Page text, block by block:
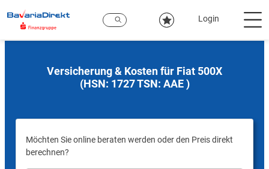
Hauptinhalt
Login
Versicherung & Kosten für Fiat 500X
(HSN: 1727 TSN: AAE )
Möchten Sie online beraten werden oder den Preis direkt
berechnen?